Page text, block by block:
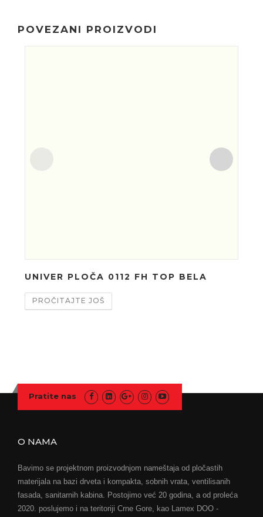
POVEZANI PROIZVODI
UNIVER PLOČA 0112 FH TOP BELA
PROČITAJTE JOŠ
Pratite nas
O NAMA
Bavimo se projektnom proizvodnjom nameštaja od pločastih
materijala na bazi drveta i kompakta, sobnih vrata, ventilisanih
fasada, sanitarnih kabina. Postojimo već 20 godina, a od proleća
2020. poslujemo i na teritoriji Crne Gore, kao Lamex DOO -